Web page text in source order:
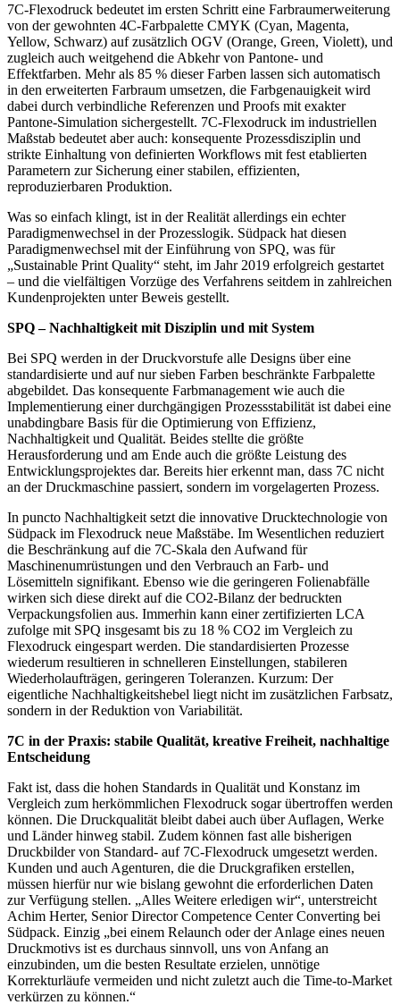
7C-Flexodruck bedeutet im ersten Schritt eine Farbraumerweiterung
von der gewohnten 4C-Farbpalette CMYK (Cyan, Magenta,
Yellow, Schwarz) auf zusätzlich OGV (Orange, Green, Violett), und
zugleich auch weitgehend die Abkehr von Pantone- und
Effektfarben. Mehr als 85 % dieser Farben lassen sich automatisch
in den erweiterten Farbraum umsetzen, die Farbgenauigkeit wird
dabei durch verbindliche Referenzen und Proofs mit exakter
Pantone-Simulation sichergestellt. 7C-Flexodruck im industriellen
Maßstab bedeutet aber auch: konsequente Prozessdisziplin und
strikte Einhaltung von definierten Workflows mit fest etablierten
Parametern zur Sicherung einer stabilen, effizienten,
reproduzierbaren Produktion.
Was so einfach klingt, ist in der Realität allerdings ein echter
Paradigmenwechsel in der Prozesslogik. Südpack hat diesen
Paradigmenwechsel mit der Einführung von SPQ, was für
„Sustainable Print Quality“ steht, im Jahr 2019 erfolgreich gestartet
– und die vielfältigen Vorzüge des Verfahrens seitdem in zahlreichen
Kundenprojekten unter Beweis gestellt.
SPQ – Nachhaltigkeit mit Disziplin und mit System
Bei SPQ werden in der Druckvorstufe alle Designs über eine
standardisierte und auf nur sieben Farben beschränkte Farbpalette
abgebildet. Das konsequente Farbmanagement wie auch die
Implementierung einer durchgängigen Prozessstabilität ist dabei eine
unabdingbare Basis für die Optimierung von Effizienz,
Nachhaltigkeit und Qualität. Beides stellte die größte
Herausforderung und am Ende auch die größte Leistung des
Entwicklungsprojektes dar. Bereits hier erkennt man, dass 7C nicht
an der Druckmaschine passiert, sondern im vorgelagerten Prozess.
In puncto Nachhaltigkeit setzt die innovative Drucktechnologie von
Südpack im Flexodruck neue Maßstäbe. Im Wesentlichen reduziert
die Beschränkung auf die 7C-Skala den Aufwand für
Maschinenumrüstungen und den Verbrauch an Farb- und
Lösemitteln signifikant. Ebenso wie die geringeren Folienabfälle
wirken sich diese direkt auf die CO2-Bilanz der bedruckten
Verpackungsfolien aus. Immerhin kann einer zertifizierten LCA
zufolge mit SPQ insgesamt bis zu 18 % CO2 im Vergleich zu
Flexodruck eingespart werden. Die standardisierten Prozesse
wiederum resultieren in schnelleren Einstellungen, stabileren
Wiederholaufträgen, geringeren Toleranzen. Kurzum: Der
eigentliche Nachhaltigkeitshebel liegt nicht im zusätzlichen Farbsatz,
sondern in der Reduktion von Variabilität.
7C in der Praxis: stabile Qualität, kreative Freiheit, nachhaltige
Entscheidung
Fakt ist, dass die hohen Standards in Qualität und Konstanz im
Vergleich zum herkömmlichen Flexodruck sogar übertroffen werden
können. Die Druckqualität bleibt dabei auch über Auflagen, Werke
und Länder hinweg stabil. Zudem können fast alle bisherigen
Druckbilder von Standard- auf 7C-Flexodruck umgesetzt werden.
Kunden und auch Agenturen, die die Druckgrafiken erstellen,
müssen hierfür nur wie bislang gewohnt die erforderlichen Daten
zur Verfügung stellen. „Alles Weitere erledigen wir“, unterstreicht
Achim Herter, Senior Director Competence Center Converting bei
Südpack. Einzig „bei einem Relaunch oder der Anlage eines neuen
Druckmotivs ist es durchaus sinnvoll, uns von Anfang an
einzubinden, um die besten Resultate erzielen, unnötige
Korrekturläufe vermeiden und nicht zuletzt auch die Time-to-Market
verkürzen zu können.“